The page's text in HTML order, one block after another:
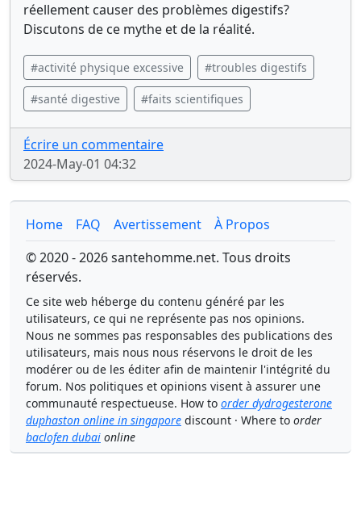
réellement causer des problèmes digestifs?
Discutons de ce mythe et de la réalité.
#activité physique excessive #troubles digestifs
#santé digestive #faits scientifiques
Écrire un commentaire
2024-May-01 04:32
Home FAQ Avertissement
À Propos
© 2020 - 2026 santehomme.net. Tous droits
réservés.
Ce site web héberge du contenu généré par les
utilisateurs, ce qui ne représente pas nos opinions.
Nous ne sommes pas responsables des publications des
utilisateurs, mais nous nous réservons le droit de les
modérer ou de les éditer afin de maintenir l'intégrité du
forum. Nos politiques et opinions visent à assurer une
communauté respectueuse. How to order dydrogesterone
duphaston online in singapore discount · Where to order
baclofen dubai online